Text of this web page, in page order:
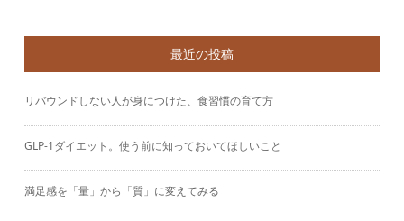
最近の投稿
リバウンドしない人が身につけた、食習慣の育て方
GLP-1ダイエット。使う前に知っておいてほしいこと
満足感を「量」から「質」に変えてみる